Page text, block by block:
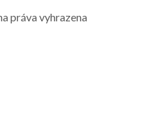
práva vyhrazena